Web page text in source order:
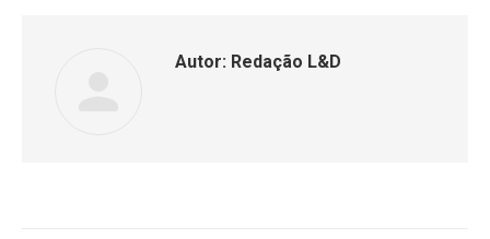
Autor: Redação L&D